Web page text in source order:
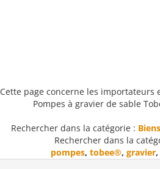
Cette page concerne les importateurs
Pompes à gravier de sable
Rechercher dans la catégorie :
Rechercher dans la
pompes, tobee®, gravier,